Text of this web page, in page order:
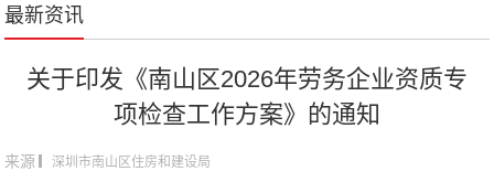
最新资讯
关于印发《南山区2026年劳务企业资质专
项检查工作方案》的通知
来源 ▎深圳市南山区住房和建设局